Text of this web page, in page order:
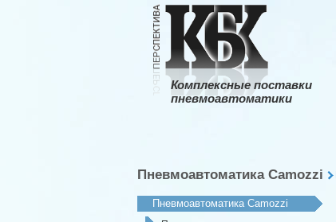
Комплексные поставки
пневмоавтоматики
Пневмоавтоматика Camozzi
Пневмоавтоматика Camozzi